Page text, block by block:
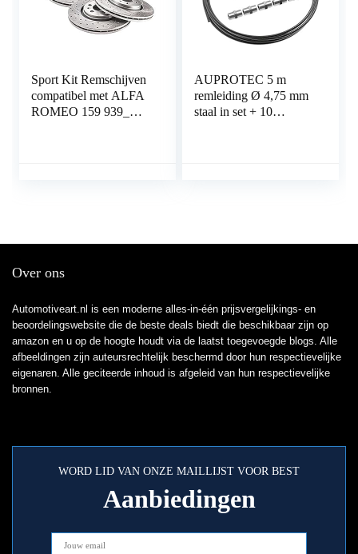
Sport Kit Remschijven
compatibel met ALFA
ROMEO 159 939_
AUPROTEC 5 m
remleiding Ø 4,75 mm
staal in set + 10
Over ons
Automotiveart.nl is een moderne alles-in-één prijsvergelijkings- en
beoordelingswebsite die de beste deals biedt die beschikbaar zijn op
amazon en u op de hoogte houdt via de laatst toegevoegde blogs. Alle
afbeeldingen zijn auteursrechtelijk beschermd door hun respectievelijke
eigenaren. Alle geciteerde inhoud is afgeleid van hun respectievelijke
bronnen.
WORD LID VAN ONZE MAILLIJST VOOR BEST
Aanbiedingen